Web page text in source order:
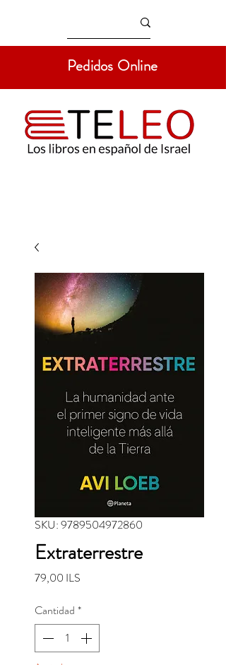
Pedidos Online
SKU: 9789504972860
Extraterrestre
79,00 ILS
Cantidad *